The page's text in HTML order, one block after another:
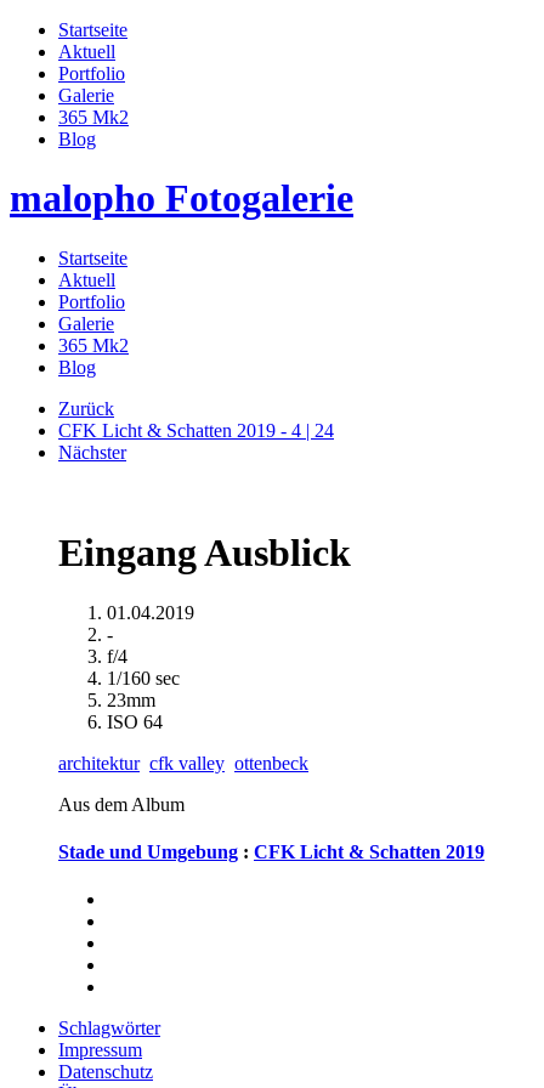
Startseite
Aktuell
Portfolio
Galerie
365 Mk2
Blog
malopho Fotogalerie
Startseite
Aktuell
Portfolio
Galerie
365 Mk2
Blog
Zurück
CFK Licht & Schatten 2019 - 4 | 24
Nächster
Eingang Ausblick
01.04.2019
-
f/4
1/160 sec
23mm
ISO 64
architektur cfk valley ottenbeck
Aus dem Album
Stade und Umgebung : CFK Licht & Schatten 2019
Schlagwörter
Impressum
Datenschutz